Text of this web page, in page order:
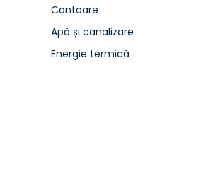
Contoare
Apă și canalizare
Energie termică